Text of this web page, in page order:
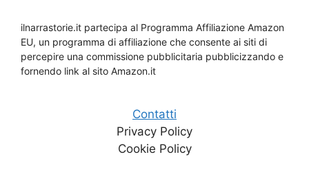
ilnarrastorie.it partecipa al Programma Affiliazione Amazon
EU, un programma di affiliazione che consente ai siti di
percepire una commissione pubblicitaria pubblicizzando e
fornendo link al sito Amazon.it
Contatti
Privacy Policy
Cookie Policy